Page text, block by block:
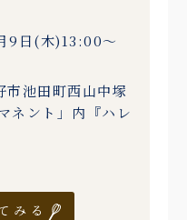
9日(木)13:00〜
市池田町西山中塚
ネント」内『ハレ
みる